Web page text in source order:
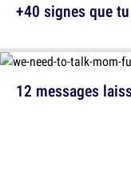
12 messages
+40 signes que